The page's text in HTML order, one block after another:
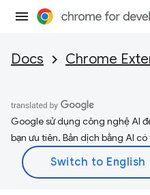
Docs Chrome
Google sử dụng công nghệ AI
bạn ưu tiên. Bản dịch bằng AI